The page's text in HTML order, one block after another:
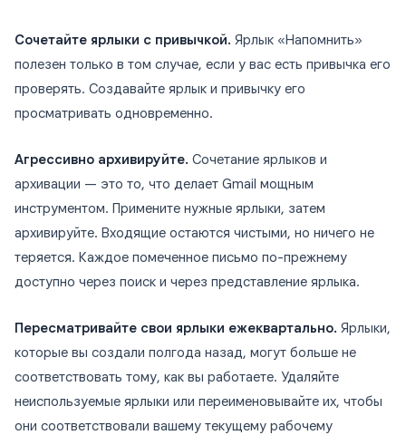
Сочетайте ярлыки с привычкой. Ярлык «Напомнить»
полезен только в том случае, если у вас есть привычка его
проверять. Создавайте ярлык и привычку его
просматривать одновременно.
Агрессивно архивируйте. Сочетание ярлыков и
архивации — это то, что делает Gmail мощным
инструментом. Примените нужные ярлыки, затем
архивируйте. Входящие остаются чистыми, но ничего не
теряется. Каждое помеченное письмо по-прежнему
доступно через поиск и через представление ярлыка.
Пересматривайте свои ярлыки ежеквартально. Ярлыки,
которые вы создали полгода назад, могут больше не
соответствовать тому, как вы работаете. Удаляйте
неиспользуемые ярлыки или переименовывайте их, чтобы
они соответствовали вашему текущему рабочему